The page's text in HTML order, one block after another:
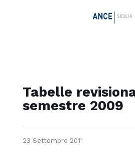
Tabelle
semestre 2009
23 Settembre 2011